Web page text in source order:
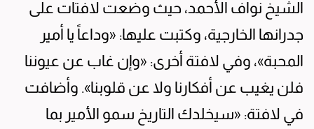
الشيخ نواف الأحمد، حيث وضعت لافتات على
جدرانها الخارجية، وكتبت عليها: «وداعاً يا أمير
المحبة»، وفي لافتة أخرى: «وإن غاب عن عيوننا
فلن يغيب عن أفكارنا ولا عن قلوبنا». وأضافت
في لافتة: «سيخلدك التاريخ سمو الأمير بما